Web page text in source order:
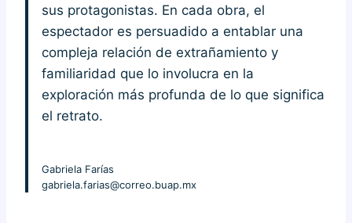
sus protagonistas. En cada obra, el
espectador es persuadido a entablar una
compleja relación de extrañamiento y
familiaridad que lo involucra en la
exploración más profunda de lo que significa
el retrato.
Gabriela Farías
gabriela.farias@correo.buap.mx